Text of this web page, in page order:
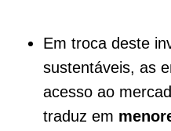
Em troca deste
sustentáveis, as
acesso ao
traduz em